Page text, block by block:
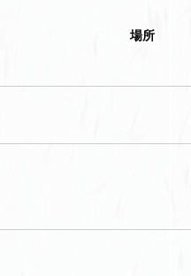
場所